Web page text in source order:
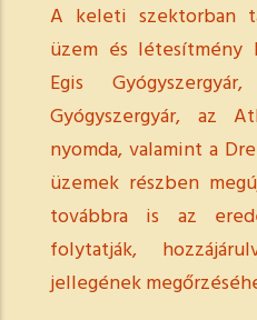
A keleti szektorban
üzem és létesítmény
Egis
Gyógyszergyár, az
nyomda, valamint a
üzemek részben
továbbra is az
folytatják,
jellegének